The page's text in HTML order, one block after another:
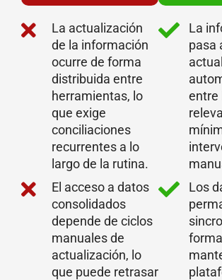
La actualización
de la información
ocurre de forma
distribuida entre
herramientas, lo
que exige
conciliaciones
recurrentes a lo
largo de la rutina.
El acceso a datos
consolidados
depende de ciclos
manuales de
actualización, lo
que puede retrasar
La
pasa
entre
Los